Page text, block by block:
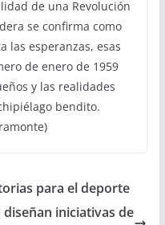
de una Revolución
se confirma como
las esperanzas, esas
de enero de 1959
y las realidades
bendito.
para el deporte
iniciativas de